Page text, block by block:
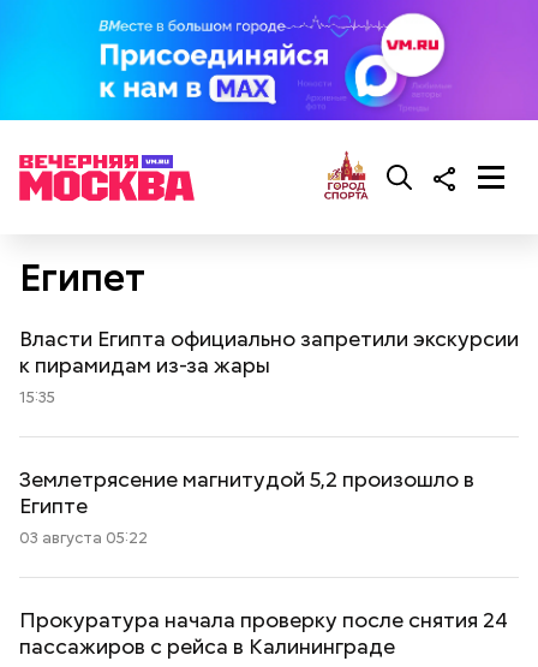
Египет
Власти Египта официально запретили экскурсии
к пирамидам из-за жары
15:35
Землетрясение магнитудой 5,2 произошло в
Египте
03 августа 05:22
Прокуратура начала проверку после снятия 24
пассажиров с рейса в Калининграде